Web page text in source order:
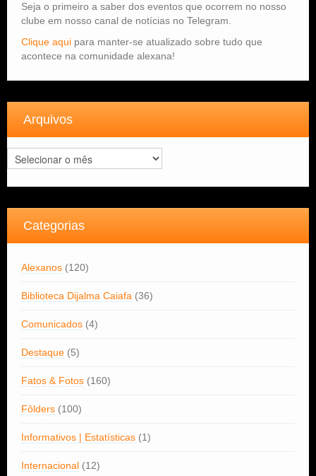
Seja o primeiro a saber dos eventos que ocorrem no nosso
clube em nosso canal de notícias no Telegram.
Clique aqui para manter-se atualizado sobre tudo que
acontece na comunidade alexana!
Arquivos
Arquivos
Categorias
Alexanos (120)
Biblioteca Dijalma Caiafa (36)
Comunicados (4)
Destaque (5)
Fatos & Fotos (160)
Fôlders (100)
Informativos | Estatísticas (1)
Internacional (12)